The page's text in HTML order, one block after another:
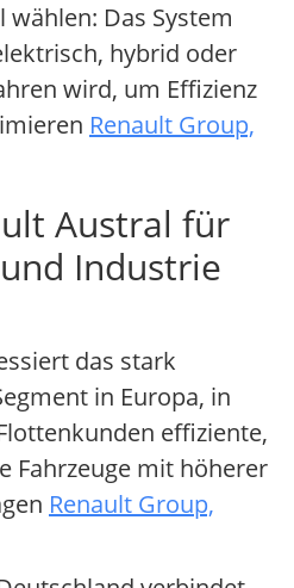
Das System
hybrid oder
wird, um Effizienz
Renault Group,
Austral für
Industrie
das stark
in Europa, in
effiziente,
Fahrzeuge mit höherer
Renault Group,